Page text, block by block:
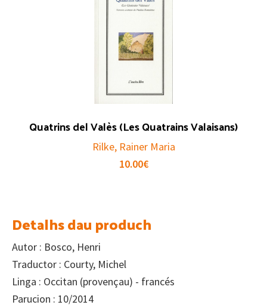
Quatrins del Valès (Les Quatrains Valaisans)
Rilke, Rainer Maria
10.00€
Detalhs dau produch
Autor : Bosco, Henri
Traductor : Courty, Michel
Linga : Occitan (provençau) - francés
Parucion : 10/2014